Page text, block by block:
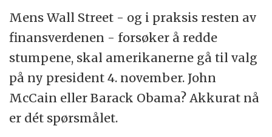
Kampen mellom presidentkandidatene
Barack Obama og John McCain har alene
kostet 2,4 milliarder dollar, mens kampen for
å bli valgt inn til Senatet eller
Representantenes hus totalt vil koste 1,5
milliarder.
og 5 prosent er imot begge.
I Tyskland er det 72 prosent som støtter
Obama og 5 prosent som håper McCain
vinner.
– I de fem største europeiske landene er det
Mens Wall Street - og i praksis resten av
finansverdenen - forsøker å redde
stumpene, skal amerikanerne gå til valg
på ny president 4. november. John
McCain eller Barack Obama? Akkurat nå
er dét spørsmålet.